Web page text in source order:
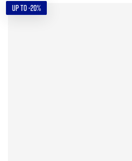
UP TO -20%